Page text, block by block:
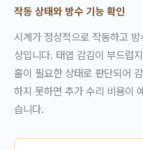
작동 상태와 방수 기능 확인
시계가 정상적으로 작동하고
상입니다. 태엽 감김이 부드럽
홀이 필요한 상태로 판단되어
하지 못하면 추가 수리 비용이
습니다.